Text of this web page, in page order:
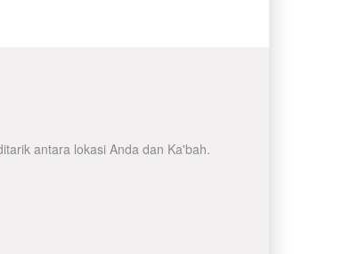
antara lokasi Anda dan Ka'bah.